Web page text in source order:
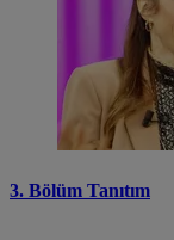
3. Bölüm Tanıtım